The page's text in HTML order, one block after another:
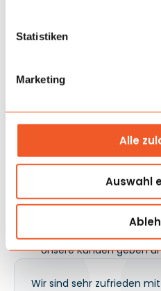
Statistiken
Marketing
Alle
Auswahl
Nachbarschaftspicknicks,
aufrecht und bildet ohne
der Anbieter einen
überschaubarer
selbst funktioniert als
sommerlichen
Meinungen
Unsere Kunden geben
Wir sind sehr zufrieden